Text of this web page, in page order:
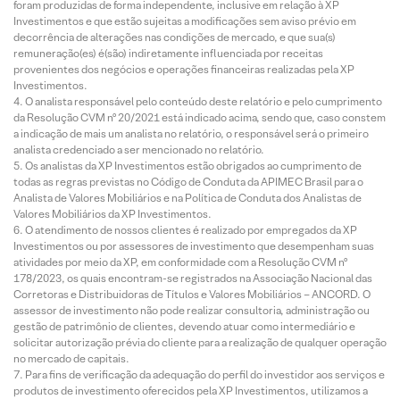
foram produzidas de forma independente, inclusive em relação à XP
Investimentos e que estão sujeitas a modificações sem aviso prévio em
decorrência de alterações nas condições de mercado, e que sua(s)
remuneração(es) é(são) indiretamente influenciada por receitas
provenientes dos negócios e operações financeiras realizadas pela XP
Investimentos.
O analista responsável pelo conteúdo deste relatório e pelo cumprimento
da Resolução CVM nº 20/2021 está indicado acima, sendo que, caso constem
a indicação de mais um analista no relatório, o responsável será o primeiro
analista credenciado a ser mencionado no relatório.
Os analistas da XP Investimentos estão obrigados ao cumprimento de
todas as regras previstas no Código de Conduta da APIMEC Brasil para o
Analista de Valores Mobiliários e na Política de Conduta dos Analistas de
Valores Mobiliários da XP Investimentos.
O atendimento de nossos clientes é realizado por empregados da XP
Investimentos ou por assessores de investimento que desempenham suas
atividades por meio da XP, em conformidade com a Resolução CVM nº
178/2023, os quais encontram-se registrados na Associação Nacional das
Corretoras e Distribuidoras de Títulos e Valores Mobiliários – ANCORD. O
assessor de investimento não pode realizar consultoria, administração ou
gestão de patrimônio de clientes, devendo atuar como intermediário e
solicitar autorização prévia do cliente para a realização de qualquer operação
no mercado de capitais.
Para fins de verificação da adequação do perfil do investidor aos serviços e
produtos de investimento oferecidos pela XP Investimentos, utilizamos a